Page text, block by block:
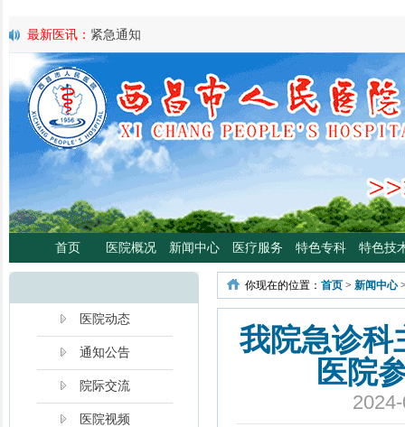
最新医讯： 紧急通知
最新医讯：好消息！四川大学华西医院泌尿外科专家魏强教授来院
最新医讯：西昌市人民总医院携手省科学普及专委会开展卫生下乡
宣传活动
最新医讯：
西昌市人民医院耳鼻咽喉头颈外科将于3月3日开展“全国
日”义诊活动
最新医讯： 重磅消息！2月21日起，四川大学华西医院泌尿外科魏强
将定期到西昌市人民医院开展门诊、手术
最新医讯：
西昌市人民医院胃肠肿瘤专病门诊开诊！
最新医讯：西昌市人民医院开展日间蓝光治疗门诊 轻度“小黄人”，
分离、不住院就能照蓝光啦！
最新医讯：
好消息！西昌市人民医院高压氧舱运行啦
最新医讯：【义诊预告】西昌市人民医院大型义诊活动，5月7日约
最新医讯：凉山各医院2年跑出“加速度”，9月再迎华西胸外专家
首页 医院概况 新闻中心 医疗服务 特色专科 特色技
医院动态
通知公告
院际交流
医院视频
你现在的位置： 首页 > 新闻中心
我院急诊科
医院